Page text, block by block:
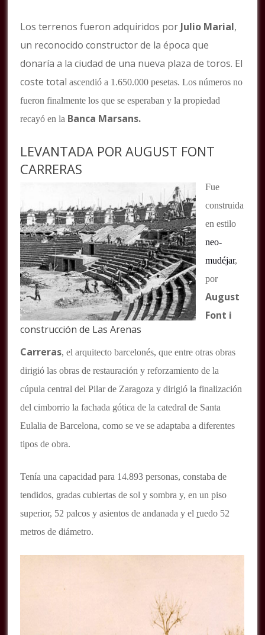
Los terrenos fueron adquiridos por Julio Marial,
un reconocido constructor de la época que
donaría a la ciudad de una nueva plaza de toros. El
coste totalascendió a 1.650.000 pesetas. Los números no
fueron finalmente los que se esperaban y la propiedad
recayó en la Banca Marsans.
LEVANTADA POR AUGUST FONT
CARRERAS
construcción de Las Arenas
Fue
construida
en estilo
neo-
mudéjar,
por
August
Font i
Carreras, el arquitecto barcelonés, que entre otras obras
dirigió las obras de restauración y reforzamiento de la
cúpula central del Pilar de Zaragoza y dirigió la finalización
del cimborrio la fachada gótica de la catedral de Santa
Eulalia de Barcelona, como se ve se adaptaba a diferentes
tipos de obra.
Tenía una capacidad para 14.893 personas, constaba de
tendidos, gradas cubiertas de sol y sombra y, en un piso
superior, 52 palcos y asientos de andanada y elruedo 52
metros de diámetro.